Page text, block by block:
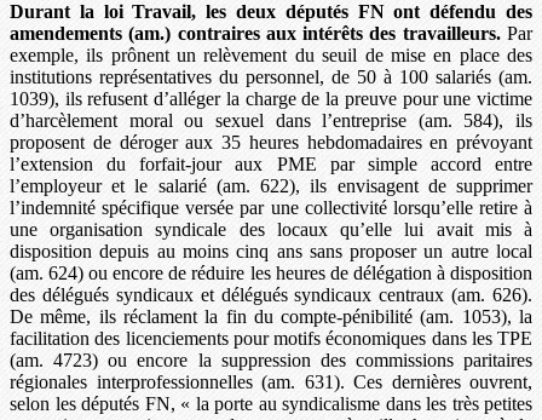
Durant la loi Travail, les deux députés FN ont défendu des
amendements (am.) contraires aux intérêts des travailleurs.Par
exemple, ils prônent un relèvement du seuil de mise en place des
institutions représentatives du personnel, de 50 à 100 salariés (am.
1039), ils refusent d’alléger la charge de la preuve pour une victime
d’harcèlement moral ou sexuel dans l’entreprise (am. 584), ils
proposent de déroger aux 35 heures hebdomadaires en prévoyant
l’extension du forfait-jour aux PME par simple accord entre
l’employeur et le salarié (am. 622), ils envisagent de supprimer
l’indemnité spécifique versée par une collectivité lorsqu’elle retire à
une organisation syndicale des locaux qu’elle lui avait mis à
disposition depuis au moins cinq ans sans proposer un autre local
(am. 624) ou encore de réduire les heures de délégation à disposition
des délégués syndicaux et délégués syndicaux centraux (am. 626).
De même, ils réclament la fin du compte-pénibilité (am. 1053), la
facilitation des licenciements pour motifs économiques dans les TPE
(am. 4723) ou encore la suppression des commissions paritaires
régionales interprofessionnelles (am. 631). Ces dernières ouvrent,
selon les députés FN, « la porte au syndicalisme dans les très petites